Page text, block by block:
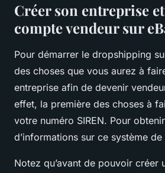
Créer son entreprise
compte vendeur sur
Pour démarrer le dropshipping
des choses que vous aurez à
entreprise afin de devenir
effet, la première des choses à
votre numéro SIREN. Pour
d’informations sur ce système de
Notez qu’avant de pouvoir créer